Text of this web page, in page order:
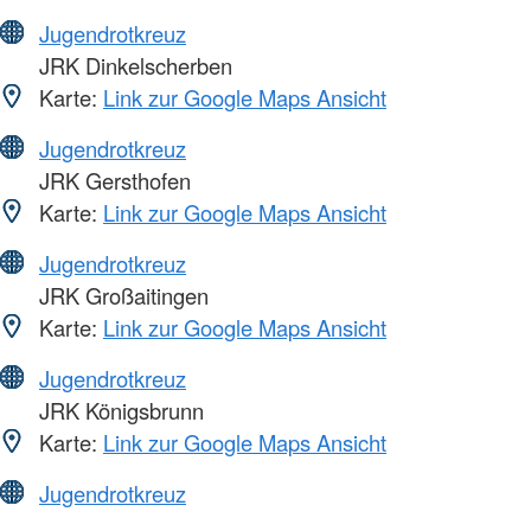
Jugendrotkreuz
JRK Dinkelscherben
Karte: Link zur Google Maps Ansicht
Jugendrotkreuz
JRK Gersthofen
Karte: Link zur Google Maps Ansicht
Jugendrotkreuz
JRK Großaitingen
Karte: Link zur Google Maps Ansicht
Jugendrotkreuz
JRK Königsbrunn
Karte: Link zur Google Maps Ansicht
Jugendrotkreuz